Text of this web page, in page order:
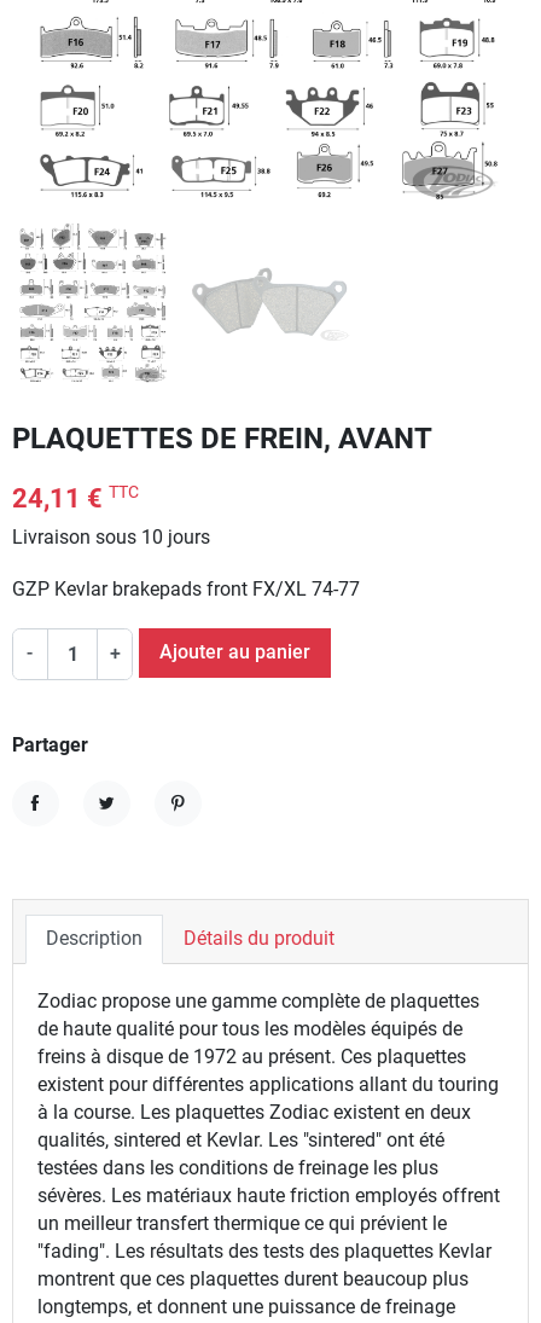
PLAQUETTES DE FREIN, AVANT
24,11 € TTC
Livraison sous 10 jours
GZP Kevlar brakepads front FX/XL 74-77
- + Ajouter au panier
Partager
Description Détails du produit
Zodiac propose une gamme complète de plaquettes
de haute qualité pour tous les modèles équipés de
freins à disque de 1972 au présent. Ces plaquettes
existent pour différentes applications allant du touring
à la course. Les plaquettes Zodiac existent en deux
qualités, sintered et Kevlar. Les "sintered" ont été
testées dans les conditions de freinage les plus
sévères. Les matériaux haute friction employés offrent
un meilleur transfert thermique ce qui prévient le
"fading". Les résultats des tests des plaquettes Kevlar
montrent que ces plaquettes durent beaucoup plus
longtemps, et donnent une puissance de freinage